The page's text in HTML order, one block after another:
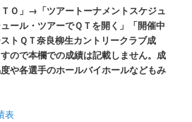
Ｏ」→「ツアートーナメントスケジュ
ール・ツアーでＱＴを開く」「開催中
トＱＴ奈良柳生カントリークラブ成
ので本欄での成績は記載しません。成
や各選手のホールバイホールなどもみ
表